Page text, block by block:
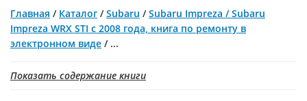
Главная / Каталог /Subaru /Subaru Impreza / Subaru
Impreza WRX STI с 2008 года, книга по ремонту в
электронном виде / ...
Показать содержание книги